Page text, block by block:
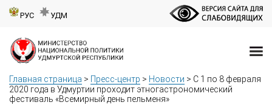
РУС УДМ
Главная страница > Пресс-центр > Новости > С 1 по 8 февраля
2020 года в Удмуртии проходит этногастрономический
фестиваль «Всемирный день пельменя»